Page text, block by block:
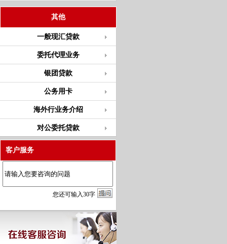
其他
一般现汇贷款
委托代理业务
银团贷款
公务用卡
海外行业务介绍
对公委托贷款
客户服务
您还可输入30字